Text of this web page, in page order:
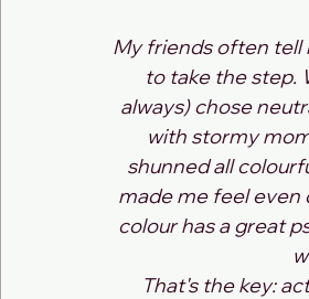
My friends often tell
to take the step.
always) chose
with stormy
shunned all
made me feel even
colour has a great
That's the key: